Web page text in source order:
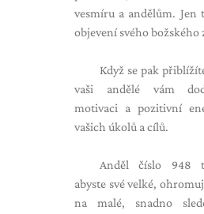
vesmíru a andělům. Jen
objevení svého božského
Když se pak
vaši andělé vám
motivaci a pozitivní
vašich úkolů a cílů.
Anděl číslo 948
abyste své velké,
na malé, snadno